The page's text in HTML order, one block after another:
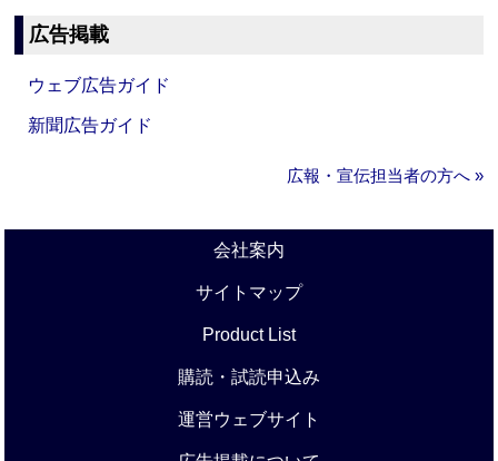
広告掲載
ウェブ広告ガイド
新聞広告ガイド
広報・宣伝担当者の方へ »
会社案内
サイトマップ
Product List
購読・試読申込み
運営ウェブサイト